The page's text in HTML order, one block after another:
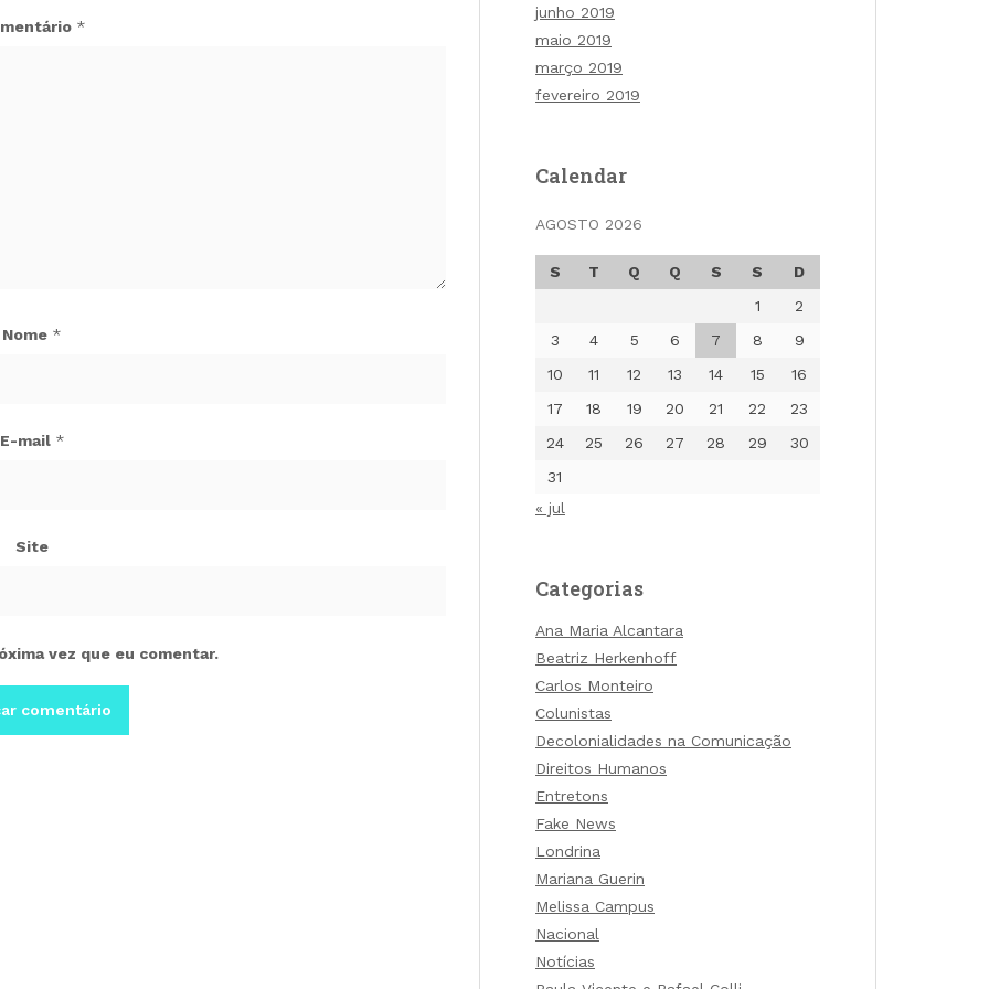
*
Nome *
E-mail *
Site
vez que eu comentar.
junho 2019
maio 2019
março 2019
fevereiro 2019
Calendar
AGOSTO 2026
S T Q Q S S
D
1
2
3
4 5 6 7 8
9
10
11 12 13 14 15
16
17
18 19 20 21 22
23
24
25 26 27 28 29
30
31
« jul
Categorias
Ana Maria Alcantara
Beatriz Herkenhoff
Carlos Monteiro
Colunistas
Decolonialidades na Comunicação
Direitos Humanos
Entretons
Fake News
Londrina
Mariana Guerin
Melissa Campus
Nacional
Notícias